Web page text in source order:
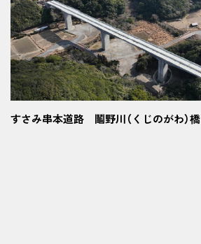
すさみ串本道路 鬮野川（くじのがわ）橋